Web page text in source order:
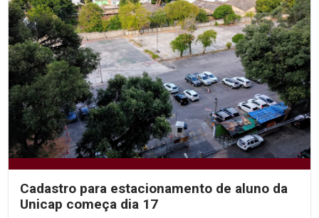
Cadastro para estacionamento de aluno da
Unicap começa dia 17